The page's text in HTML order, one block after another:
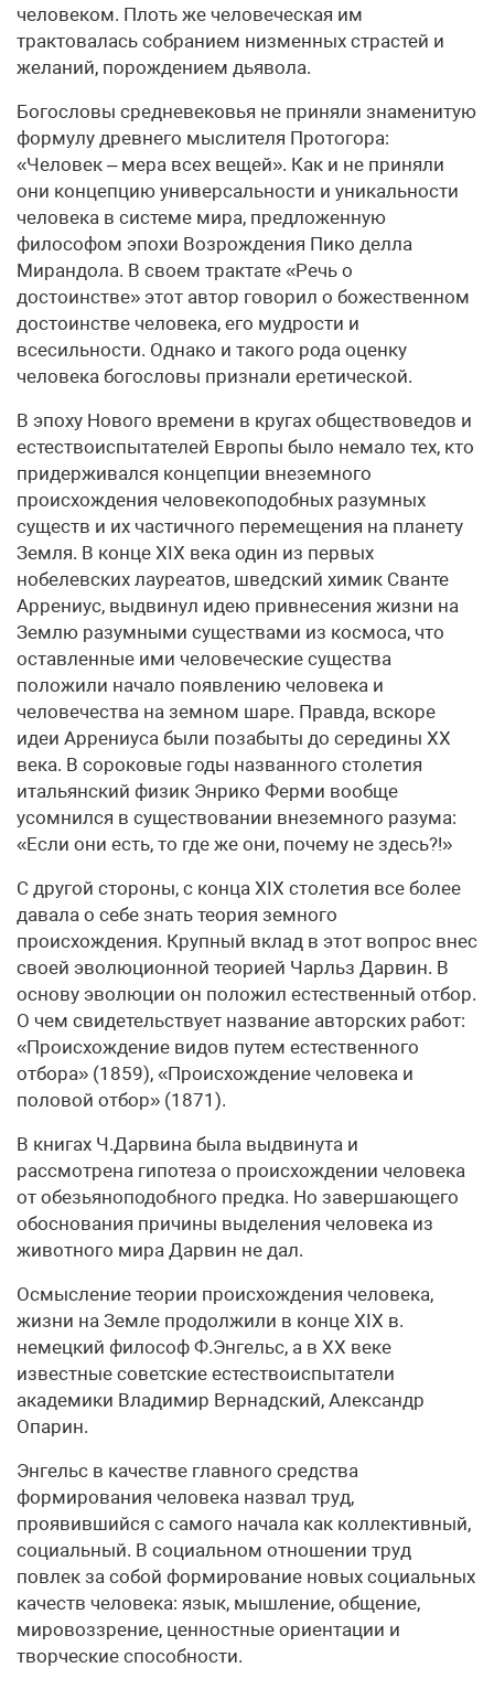
человеком. Плоть же человеческая им
трактовалась собранием низменных страстей и
желаний, порождением дьявола.
Богословы средневековья не приняли знаменитую
формулу древнего мыслителя Протогора:
«Человек – мера всех вещей». Как и не приняли
они концепцию универсальности и уникальности
человека в системе мира, предложенную
философом эпохи Возрождения Пико делла
Мирандола. В своем трактате «Речь о
достоинстве» этот автор говорил о божественном
достоинстве человека, его мудрости и
всесильности. Однако и такого рода оценку
человека богословы признали еретической.
В эпоху Нового времени в кругах обществоведов и
естествоиспытателей Европы было немало тех, кто
придерживался концепции внеземного
происхождения человекоподобных разумных
существ и их частичного перемещения на планету
Земля. В конце XIX века один из первых
нобелевских лауреатов, шведский химик Сванте
Аррениус, выдвинул идею привнесения жизни на
Землю разумными существами из космоса, что
оставленные ими человеческие существа
положили начало появлению человека и
человечества на земном шаре. Правда, вскоре
идеи Аррениуса были позабыты до середины XX
века. В сороковые годы названного столетия
итальянский физик Энрико Ферми вообще
усомнился в существовании внеземного разума:
«Если они есть, то где же они, почему не здесь?!»
С другой стороны, с конца XIX столетия все более
давала о себе знать теория земного
происхождения. Крупный вклад в этот вопрос внес
своей эволюционной теорией Чарльз Дарвин. В
основу эволюции он положил естественный отбор.
О чем свидетельствует название авторских работ:
«Происхождение видов путем естественного
отбора» (1859), «Происхождение человека и
половой отбор» (1871).
В книгах Ч.Дарвина была выдвинута и
рассмотрена гипотеза о происхождении человека
от обезьяноподобного предка. Но завершающего
обоснования причины выделения человека из
животного мира Дарвин не дал.
Осмысление теории происхождения человека,
жизни на Земле продолжили в конце XIX в.
немецкий философ Ф.Энгельс, а в XX веке
известные советские естествоиспытатели
академики Владимир Вернадский, Александр
Опарин.
Энгельс в качестве главного средства
формирования человека назвал труд,
проявившийся с самого начала как коллективный,
социальный. В социальном отношении труд
повлек за собой формирование новых социальных
качеств человека: язык, мышление, общение,
мировоззрение, ценностные ориентации и
творческие способности.